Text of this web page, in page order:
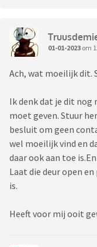
01-01-2023 om
Ach, wat moeilijk dit.
Ik denk dat je dit
moet geven. Stuur
besluit om geen
wel moeilijk vind en
daar ook aan toe
Laat die deur open
is.
Heeft voor mij ooit